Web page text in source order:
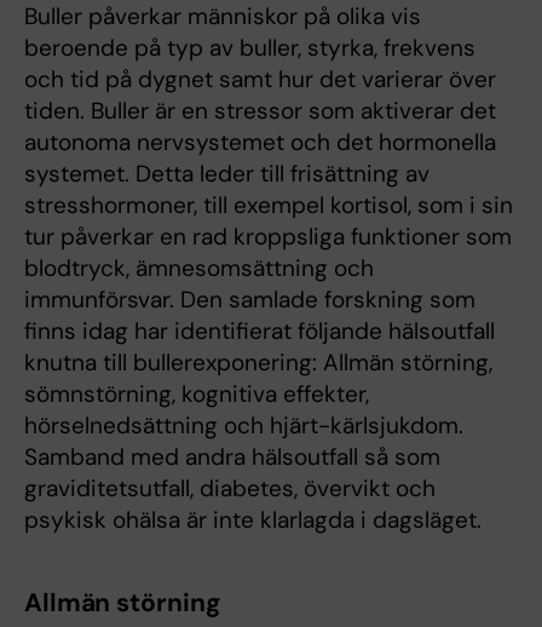
Buller påverkar människor på olika vis
beroende på typ av buller, styrka, frekvens
och tid på dygnet samt hur det varierar över
tiden. Buller är en stressor som aktiverar det
autonoma nervsystemet och det hormonella
systemet. Detta leder till frisättning av
stresshormoner, till exempel kortisol, som i sin
tur påverkar en rad kroppsliga funktioner som
blodtryck, ämnesomsättning och
immunförsvar. Den samlade forskning som
finns idag har identifierat följande hälsoutfall
knutna till bullerexponering: Allmän störning,
sömnstörning, kognitiva effekter,
hörselnedsättning och hjärt-kärlsjukdom.
Samband med andra hälsoutfall så som
graviditetsutfall, diabetes, övervikt och
psykisk ohälsa är inte klarlagda i dagsläget.
Allmän störning